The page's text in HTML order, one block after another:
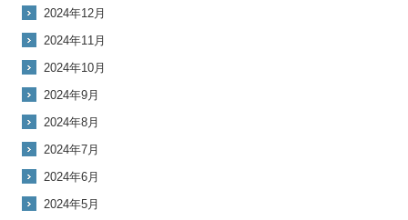
2024年12月
2024年11月
2024年10月
2024年9月
2024年8月
2024年7月
2024年6月
2024年5月